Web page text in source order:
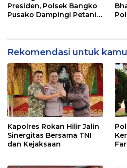
Presiden, Polsek Bangko
Pusako Dampingi Petani
Rekomendasi untuk kamu
Kapolres Rokan Hilir Jalin
Sinergitas Bersama TNI
dan Kejaksaan